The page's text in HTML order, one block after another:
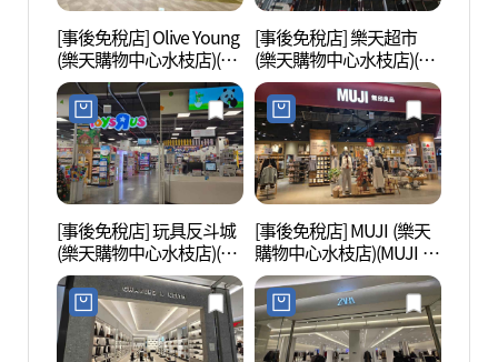
[事後免稅店] Olive Young
(樂天購物中心水枝店)(올
리브영 롯데몰 수지점)
[事後免稅店] 樂天超市
(樂天購物中心水枝店)(롯
데마트 롯데몰 수지점)
[事後免稅店] 玩具反斗城
(樂天購物中心水枝店)(토
이저러스 롯데몰 수지점)
[事後免稅店] MUJI (樂天
購物中心水枝店)(MUJI 롯
데몰 수지점)